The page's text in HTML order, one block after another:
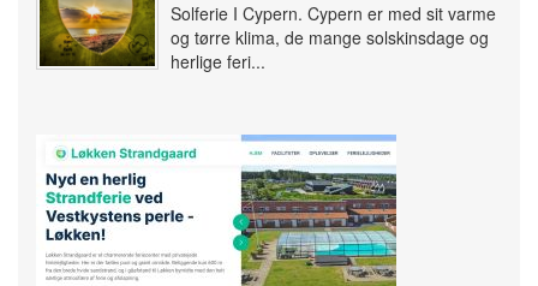
Solferie I Cypern. Cypern er med sit varme
og tørre klima, de mange solskinsdage og
herlige feri...